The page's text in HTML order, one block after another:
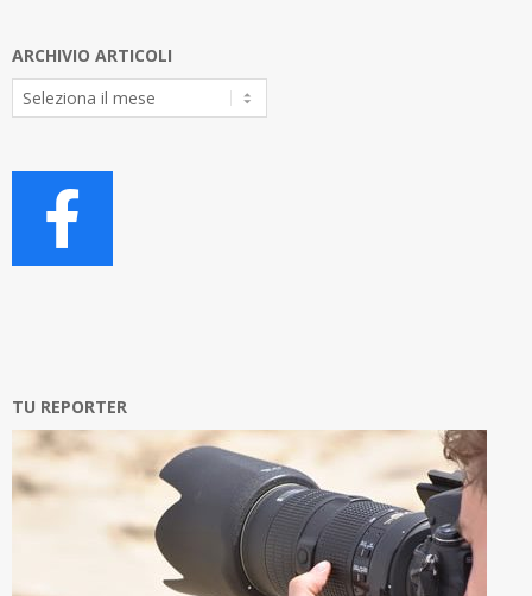
ARCHIVIO ARTICOLI
Archivio
Articoli
TU REPORTER